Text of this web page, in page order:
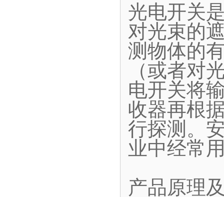
光电开关
对光束的
测物体的
（或者对
电开关将
收器再根
行探测。
业中经常
产品原理